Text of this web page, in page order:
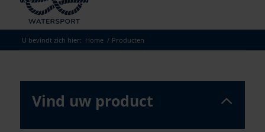
U bevindt zich hier: Home / Producten
Vind uw product